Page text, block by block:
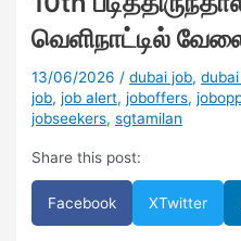
வெளிநாட்டில்
13/06/2026 /dubai job,
job,job alert,joboffers,
jobseekers,sgtamilan
Share this post:
Facebook XTwitter